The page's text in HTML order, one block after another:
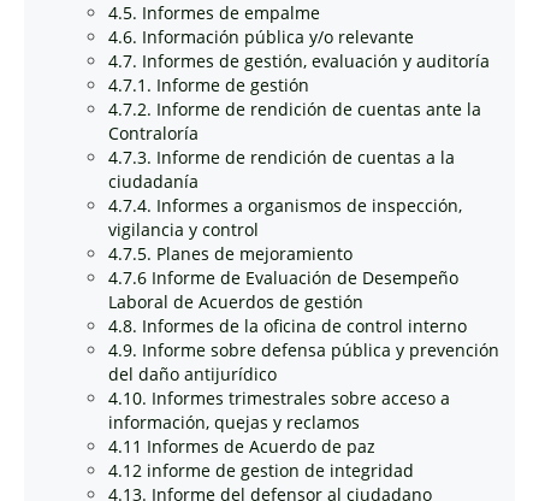
4.5. Informes de empalme
4.6. Información pública y/o relevante
4.7. Informes de gestión, evaluación y auditoría
4.7.1. Informe de gestión
4.7.2. Informe de rendición de cuentas ante la
Contraloría
4.7.3. Informe de rendición de cuentas a la
ciudadanía
4.7.4. Informes a organismos de inspección,
vigilancia y control
4.7.5. Planes de mejoramiento
4.7.6 Informe de Evaluación de Desempeño
Laboral de Acuerdos de gestión
4.8. Informes de la oficina de control interno
4.9. Informe sobre defensa pública y prevención
del daño antijurídico
4.10. Informes trimestrales sobre acceso a
información, quejas y reclamos
4.11 Informes de Acuerdo de paz
4.12 informe de gestion de integridad
4.13. Informe del defensor al ciudadano